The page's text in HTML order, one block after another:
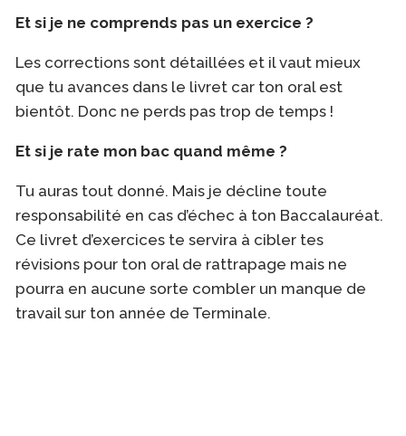
Et si je ne comprends pas un exercice ?
Les corrections sont détaillées et il vaut mieux
que tu avances dans le livret car ton oral est
bientôt. Donc ne perds pas trop de temps !
Et si je rate mon bac quand même ?
Tu auras tout donné. Mais je décline toute
responsabilité en cas d’échec à ton Baccalauréat.
Ce livret d’exercices te servira à cibler tes
révisions pour ton oral de rattrapage mais ne
pourra en aucune sorte combler un manque de
travail sur ton année de Terminale.